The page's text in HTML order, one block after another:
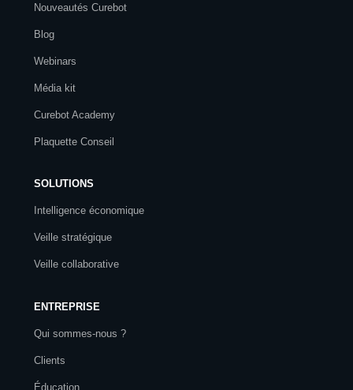
Nouveautés Curebot
Blog
Webinars
Média kit
Curebot Academy
Plaquette Conseil
SOLUTIONS
Intelligence économique
Veille stratégique
Veille collaborative
ENTREPRISE
Qui sommes-nous ?
Clients
Éducation